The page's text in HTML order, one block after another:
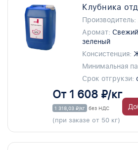
Клубника
Производитель:
Аромат:
зеленый
Консистенция:
Минимальная
Срок отгрукзи:
От 1 608 ₽/кг
1 318,03 ₽/кг без НДС
(при заказе от 50 кг)